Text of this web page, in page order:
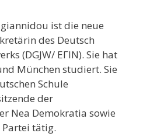
ist die neue
des Deutsch
(DGJW/ ΕΓΙΝ). Sie hat
München studiert. Sie
Schule
der
Nea Demokratia sowie
tätig.